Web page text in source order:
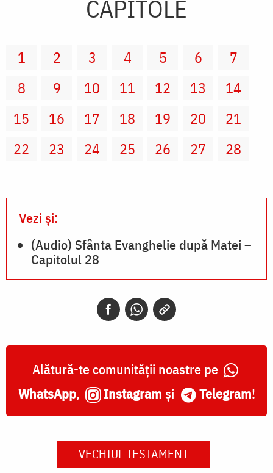
CAPITOLE
1 2 3 4 5 6
7
8
9 10 11 12 13
14
15
16 17 18 19 20
21
22
23 24 25 26 27 28
Vezi și:
(Audio) Sfânta Evanghelie după Matei –
Capitolul 28
Alătură-te comunității noastre pe
WhatsApp, Instagram și Telegram!
VECHIUL TESTAMENT